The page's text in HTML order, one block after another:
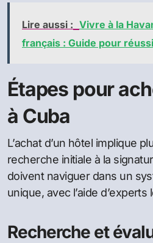
Lire aussi : Vivre à la
français : Guide pour
Étapes pour
à Cuba
L’achat d’un hôtel implique
recherche initiale à la
doivent naviguer dans un
unique, avec l’aide d’experts
Recherche et